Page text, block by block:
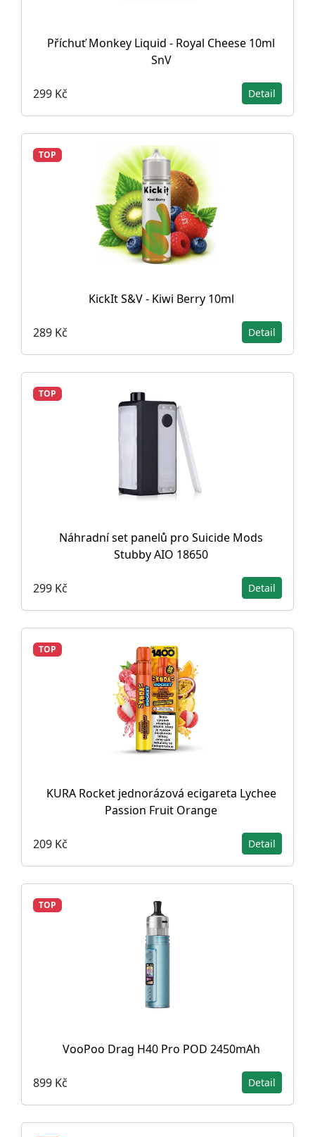
Příchuť Monkey Liquid - Royal Cheese 10ml
SnV
299 Kč Detail
TOP
KickIt S&V - Kiwi Berry 10ml
289 Kč Detail
TOP
Náhradní set panelů pro Suicide Mods
Stubby AIO 18650
299 Kč Detail
TOP
KURA Rocket jednorázová ecigareta Lychee
Passion Fruit Orange
209 Kč Detail
TOP
VooPoo Drag H40 Pro POD 2450mAh
899 Kč Detail